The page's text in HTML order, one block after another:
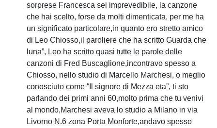
sorprese Francesca sei imprevedibile, la canzone
che hai scelto, forse da molti dimenticata, per me ha
un significato particolare,in quanto ero stretto amico
di Leo Chiosso,il paroliere che ha scritto Guarda che
luna”, Leo ha scritto quasi tutte le parole delle
canzoni di Fred Buscaglione,incontravo spesso a
Chiosso, nello studio di Marcello Marchesi, o meglio
conosciuto come “Il signore di Mezza eta”, ti sto
parlando dei primi anni 60,molto prima che tu venivi
al mondo,Marchesi aveva lo studio a Milano in via
Livorno N.6 zona Porta Monforte,andavo spesso